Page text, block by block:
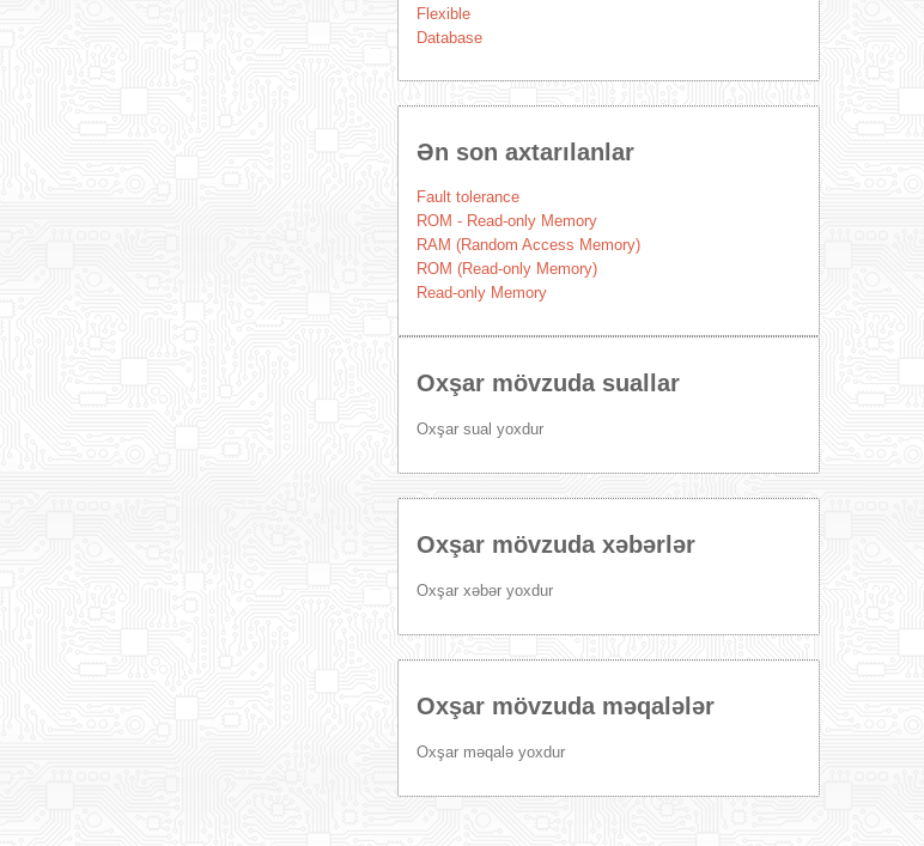
Flexible
Database
Ən son axtarılanlar
Fault tolerance
ROM - Read-only Memory
RAM (Random Access Memory)
ROM (Read-only Memory)
Read-only Memory
Oxşar mövzuda suallar
Oxşar sual yoxdur
Oxşar mövzuda xəbərlər
Oxşar xəbər yoxdur
Oxşar mövzuda məqalələr
Oxşar məqalə yoxdur